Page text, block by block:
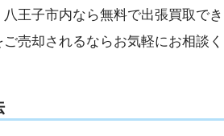
王子市内なら無料で出張買取でき
売却されるならお気軽にお相談く